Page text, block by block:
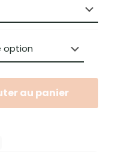
au panier